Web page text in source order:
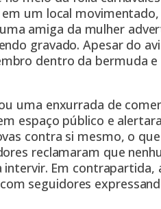
um local
amiga da mulher
gravado. Apesar do
dentro da bermuda
uma enxurrada de
espaço público e
contra si mesmo, o
reclamaram que
Em contrapartida,
seguidores